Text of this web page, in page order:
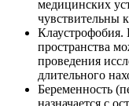
медицинских
чувствительны
Клаустрофобия.
пространства
проведения
длительного
Беременность
назначается с